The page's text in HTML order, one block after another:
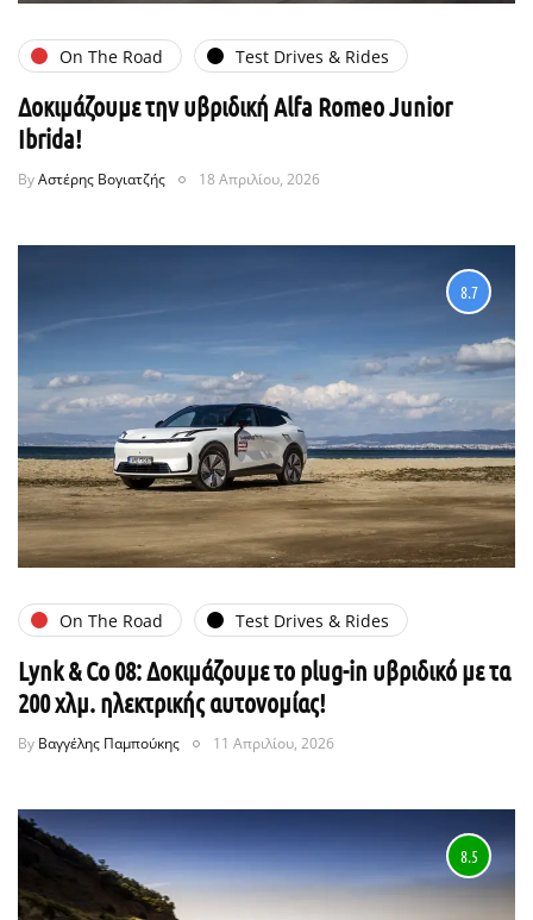
On The Road Test Drives & Rides
Δοκιμάζουμε την υβριδική Alfa Romeo Junior
Ibrida!
ByΑστέρης Βογιατζής 18 Απριλίου, 2026
8.7
On The Road Test Drives & Rides
Lynk & Co 08: Δοκιμάζουμε το plug-in υβριδικό με τα
200 χλμ. ηλεκτρικής αυτονομίας!
By Βαγγέλης Παμπούκης 11 Απριλίου, 2026
8.5